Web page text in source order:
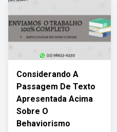
Considerando A
Passagem De Texto
Apresentada Acima
Sobre O
Behaviorismo